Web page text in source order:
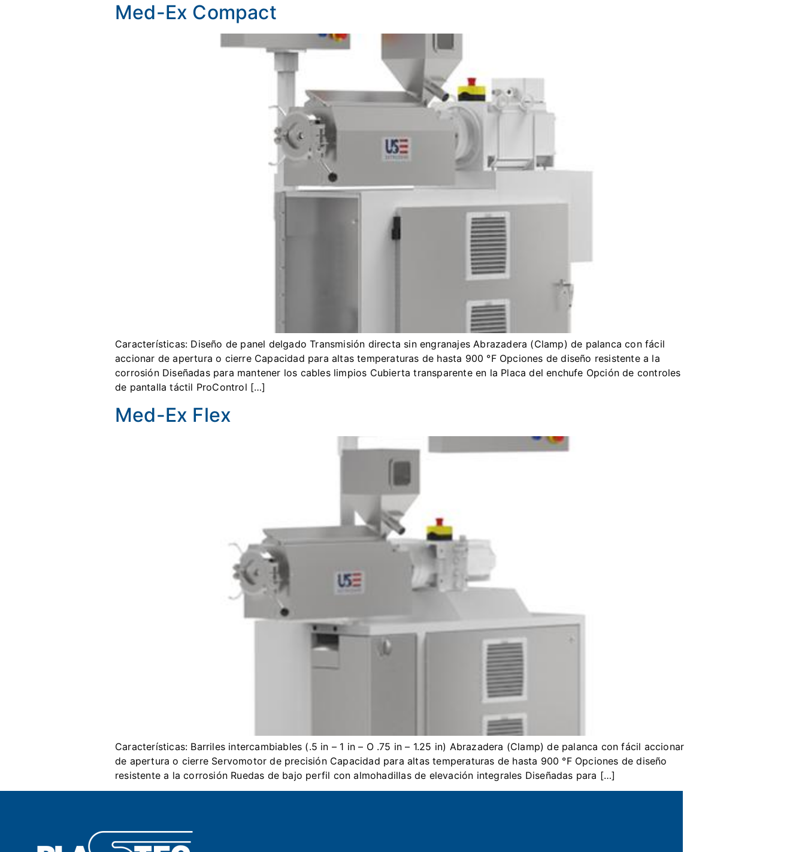
Med-Ex Compact
Características: Diseño de panel delgado Transmisión directa sin engranajes Abrazadera (Clamp) de palanca con fácil
accionar de apertura o cierre Capacidad para altas temperaturas de hasta 900 °F Opciones de diseño resistente a la
corrosión Diseñadas para mantener los cables limpios Cubierta transparente en la Placa del enchufe Opción de controles
de pantalla táctil ProControl […]
Med-Ex Flex
Características: Barriles intercambiables (.5 in – 1 in – O .75 in – 1.25 in) Abrazadera (Clamp) de palanca con fácil accionar
de apertura o cierre Servomotor de precisión Capacidad para altas temperaturas de hasta 900 °F Opciones de diseño
resistente a la corrosión Ruedas de bajo perfil con almohadillas de elevación integrales Diseñadas para […]